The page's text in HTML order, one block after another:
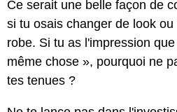
Ce serait une belle façon de
si tu osais changer de look
robe. Si tu as l'impression
même chose », pourquoi ne
tes tenues ?